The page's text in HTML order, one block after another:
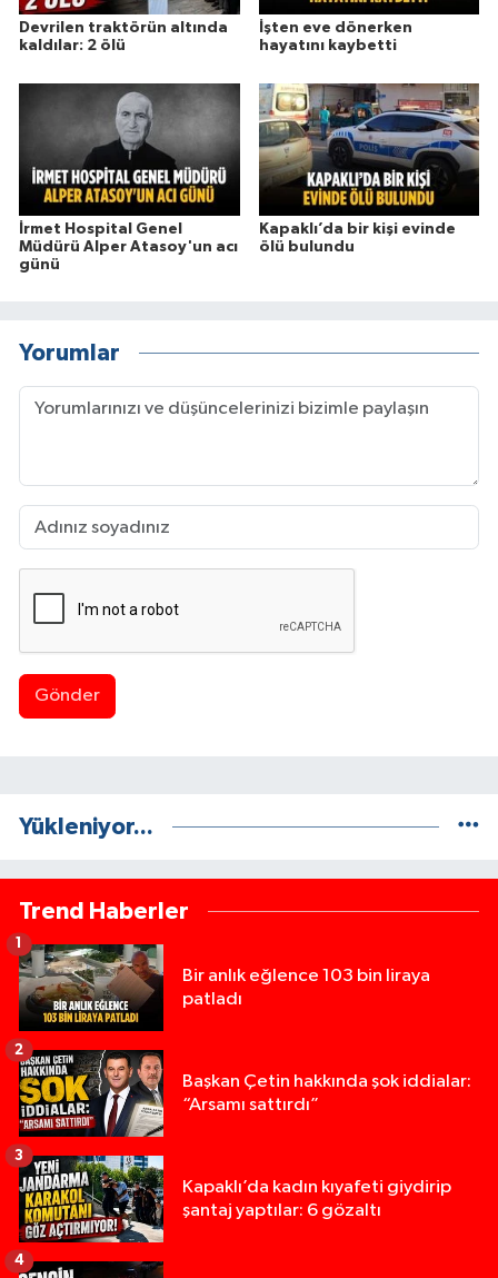
Devrilen traktörün altında
kaldılar: 2 ölü
İşten eve dönerken
hayatını kaybetti
İrmet Hospital Genel
Müdürü Alper Atasoy'un acı
günü
Kapaklı’da bir kişi evinde
ölü bulundu
Yorumlar
Gönder
Yükleniyor...
Trend Haberler
Bir anlık eğlence 103 bin liraya
patladı
1
Başkan Çetin hakkında şok iddialar:
“Arsamı sattırdı”
2
Kapaklı’da kadın kıyafeti giydirip
şantaj yaptılar: 6 gözaltı
3
4